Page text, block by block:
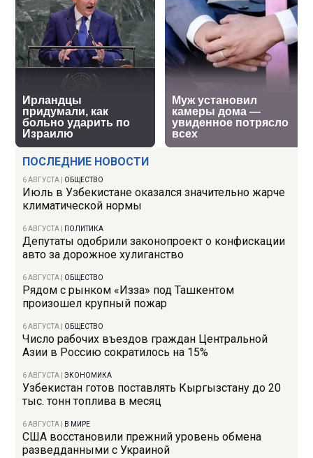
ПОСЛЕДНИЕ НОВОСТИ
6 АВГУСТА ОБЩЕСТВО
Июль в Узбекистане оказался значительно жарче
климатической нормы
6 АВГУСТА ПОЛИТИКА
Депутаты одобрили законопроект о конфискации
авто за дорожное хулиганство
6 АВГУСТА ОБЩЕСТВО
Рядом с рынком «Изза» под Ташкентом
произошел крупный пожар
6 АВГУСТА ОБЩЕСТВО
Число рабочих въездов граждан Центральной
Азии в Россию сократилось на 15%
6 АВГУСТА |ЭКОНОМИКА
Узбекистан готов поставлять Кыргызстану до 20
тыс. тонн топлива в месяц
6 АВГУСТА В МИРЕ
США восстановили прежний уровень обмена
разведданными с Украиной